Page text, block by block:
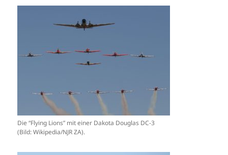
Die “Flying Lions” mit einer Dakota Douglas DC-3
(Bild: Wikipedia/NJR ZA).